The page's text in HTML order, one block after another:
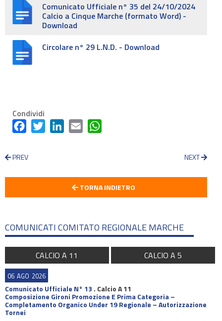
Comunicato Ufficiale n° 35 del 24/10/2024
Calcio a Cinque Marche (formato Word) -
Download
Circolare n° 29 L.N.D. - Download
Condividi
FacebookTwitter LinkedInEmail
PREV NEXT
TORNA INDIETRO
COMUNICATI COMITATO REGIONALE MARCHE
CALCIO A 11 CALCIO A 5
06 AGO 2026
Comunicato Ufficiale N° 13 . Calcio A 11
Composizione Gironi Promozione E Prima Categoria –
Completamento Organico Under 19 Regionale – Autorizzazione
Tornei